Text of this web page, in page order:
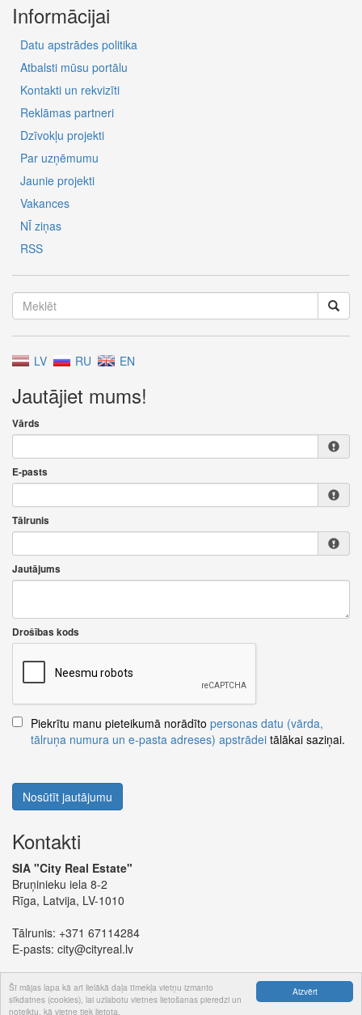
Aizvērt
Šī mājas lapa kā arī lielākā daļa tīmekļa vietņu izmanto
sīkdatnes (cookies), lai uzlabotu vietnes lietošanas pieredzi un
noteiktu, kā vietne tiek lietota.
Informācijai
Datu apstrādes politika
Atbalsti mūsu portālu
Kontakti un rekvizīti
Reklāmas partneri
Dzīvokļu projekti
Par uzņēmumu
Jaunie projekti
Vakances
NĪ ziņas
RSS
LV RU EN
Jautājiet mums!
Vārds
E-pasts
Tālrunis
Jautājums
Drošības kods
Piekrītu manu pieteikumā norādīto personas datu (vārda,
tālruņa numura un e-pasta adreses) apstrādei tālākai saziņai.
Nosūtīt jautājumu
Kontakti
SIA "City Real Estate"
Bruņinieku iela 8-2
Rīga, Latvija, LV-1010
Tālrunis: +371 67114284
E-pasts: city@cityreal.lv